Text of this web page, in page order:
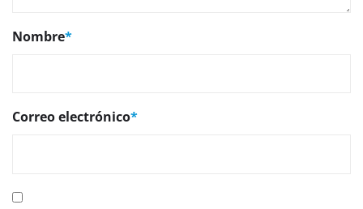
Nombre*
Correo electrónico*